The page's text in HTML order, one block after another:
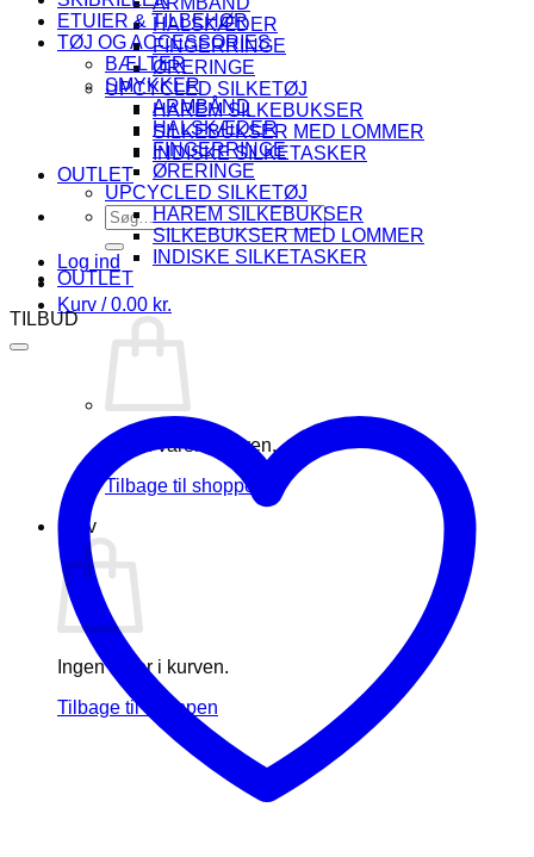
HALSKÆDER
FINGERRINGE
ØRERINGE
UPCYCLED SILKETØJ
HAREM SILKEBUKSER
SILKEBUKSER MED LOMMER
INDISKE SILKETASKER
OUTLET
Søg
efter:
Log ind
Kurv /0.00 kr.
Ingen varer i kurven.
Tilbage til shoppen
Kurv
Ingen varer i kurven.
Tilbage til shoppen
ETUIER & TILBEHØR
TØJ OG ACCESSORIES
BÆLTER
SMYKKER
ARMBÅND
HALSKÆDER
FINGERRINGE
ØRERINGE
UPCYCLED SILKETØJ
HAREM SILKEBUKSER
SILKEBUKSER MED LOMMER
INDISKE SILKETASKER
OUTLET
TILBUD